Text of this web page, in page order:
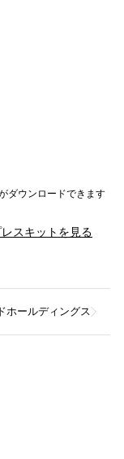
ダウンロードできます
スキットを見る
ホールディングス